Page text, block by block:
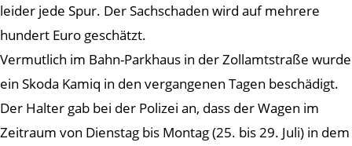
leider jede Spur. Der Sachschaden wird auf mehrere
hundert Euro geschätzt.
Vermutlich im Bahn-Parkhaus in der Zollamtstraße wurde
ein Skoda Kamiq in den vergangenen Tagen beschädigt.
Der Halter gab bei der Polizei an, dass der Wagen im
Zeitraum von Dienstag bis Montag (25. bis 29. Juli) in dem